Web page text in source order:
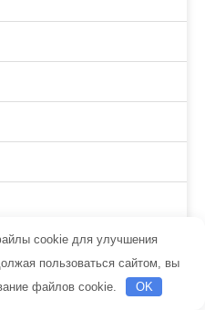
cookie для улучшения
пользоваться сайтом, вы
файлов cookie.
OK